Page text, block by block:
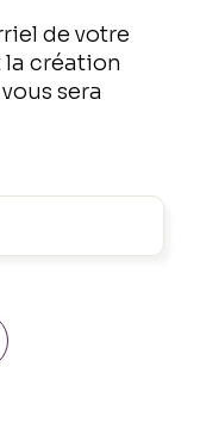
de votre
création
sera